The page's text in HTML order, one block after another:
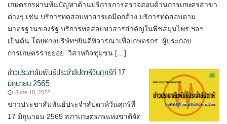
เกษตรกรผ่านพ้นปัญหาด้านบริการการตรวจสอบด้านการเกษตรสาขา
ต่างๆ เช่น บริการทดสอบหาสารเคมีตกค้าง บริการทดสอบตาม
มาตรฐานของรัฐ บริการทดสอบหาสารสำคัญในพืชสมุนไพร ฯลฯ
เป็นต้น โดยทางบริษัทฯยินดีพิจารณาเพื่อเกษตรกร​ ผู้ประกอบ
การเกษตรรายย่อย วิสาหกิจชุมชน […]
ข่าวประชาสัมพันธ์ประจำสัปดาห์วันศุกร์ที่ 17
มิถุนายน 2565
June 18, 2022
ข่าวประชาสัมพันธ์ประจำสัปดาห์วันศุกร์ที่
17 มิถุนายน 2565 สภาเกษตรกรแห่งชาติจัด